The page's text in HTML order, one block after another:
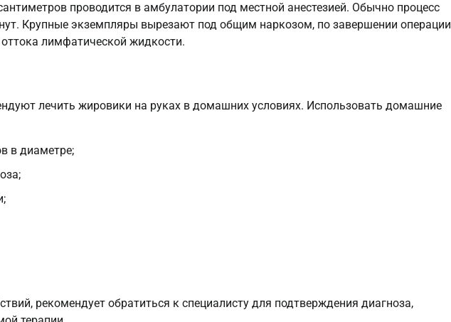
проводится в амбулатории под местной анестезией. Обычно процесс
Крупные экземпляры вырезают под общим наркозом, по завершении операции
лимфатической жидкости.
лечить жировики на руках в домашних условиях. Использовать домашние
в диаметре;
рекомендует обратиться к специалисту для подтверждения диагноза,